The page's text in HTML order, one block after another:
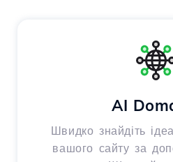
AI
Швидко знайдіть
вашого сайту за